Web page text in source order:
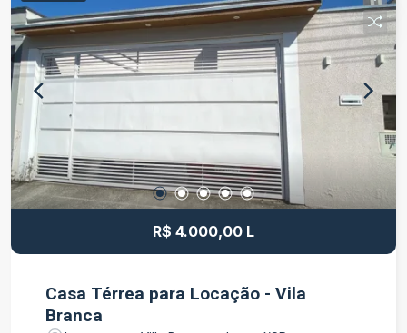
R$ 4.000,00 L
Casa Térrea para Locação - Vila
Branca